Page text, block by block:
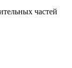
частей